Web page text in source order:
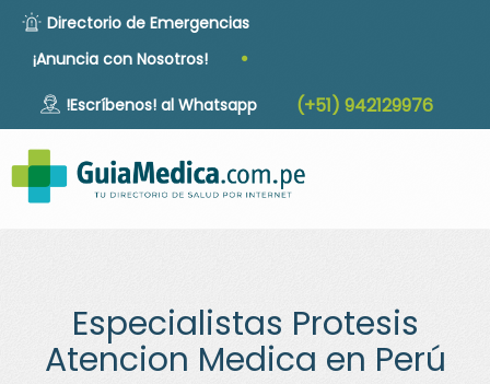
Directorio de Emergencias
¡Anuncia con Nosotros!
·
!Escríbenos! al Whatsapp (+51) 942129976
Especialistas Protesis
Atencion Medica en Perú